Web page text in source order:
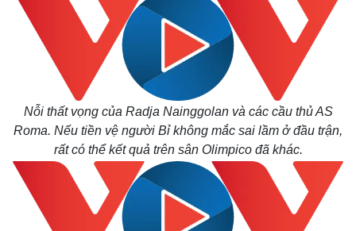
Tin nóng
Tư vấn luật
Việt Nam
Phân tích
Nỗi thất vọng của Radja Nainggolan và các cầu thủ AS
Roma. Nếu tiền vệ người Bỉ không mắc sai lầm ở đầu trận,
rất có thể kết quả trên sân Olimpico đã khác.